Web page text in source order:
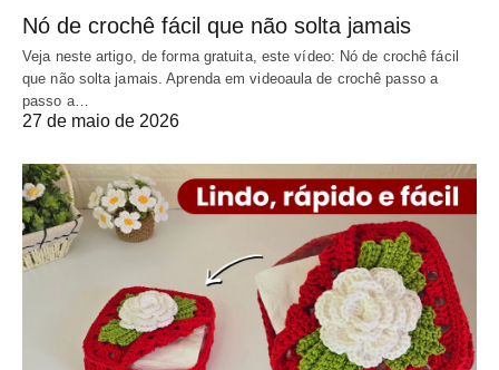
Nó de crochê fácil que não solta jamais
Veja neste artigo, de forma gratuita, este vídeo: Nó de crochê fácil
que não solta jamais. Aprenda em videoaula de crochê passo a
passo a…
27 de maio de 2026